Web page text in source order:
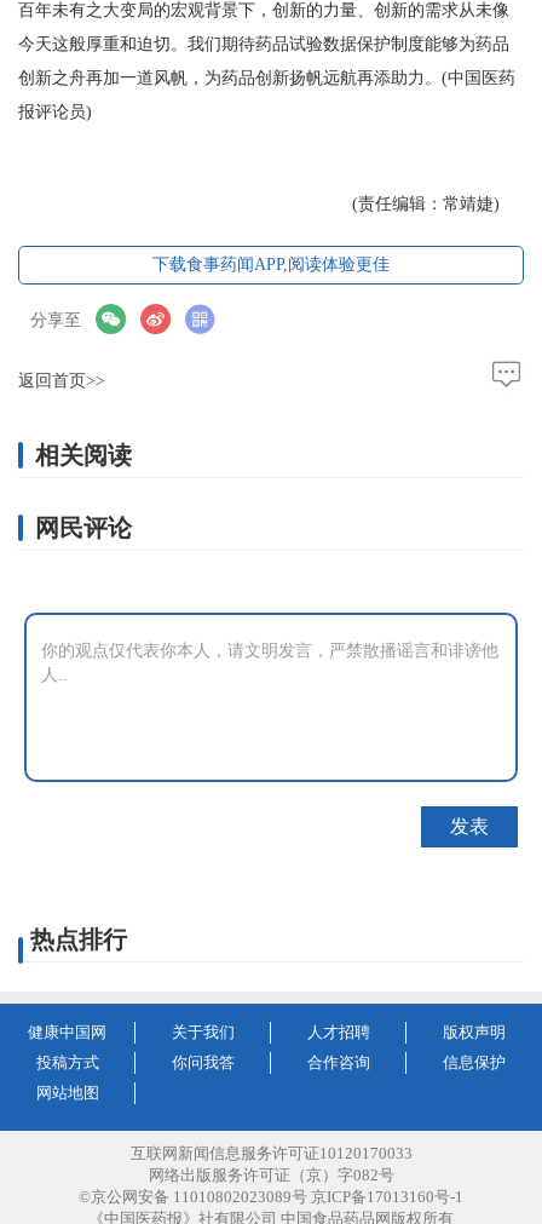
百年未有之大变局的宏观背景下，创新的力量、创新的需求从未像
今天这般厚重和迫切。我们期待药品试验数据保护制度能够为药品
创新之舟再加一道风帆，为药品创新扬帆远航再添助力。(中国医药
报评论员)
(责任编辑：常靖婕)
下载食事药闻APP,阅读体验更佳
分享至
返回首页>>
相关阅读
网民评论
热点排行
健康中国网 关于我们 人才招聘
版权声明
投稿方式
你问我答 合作咨询
信息保护
网站地图
互联网新闻信息服务许可证10120170033
网络出版服务许可证（京）字082号
©京公网安备 11010802023089号 京ICP备17013160号-1
《中国医药报》社有限公司 中国食品药品网版权所有